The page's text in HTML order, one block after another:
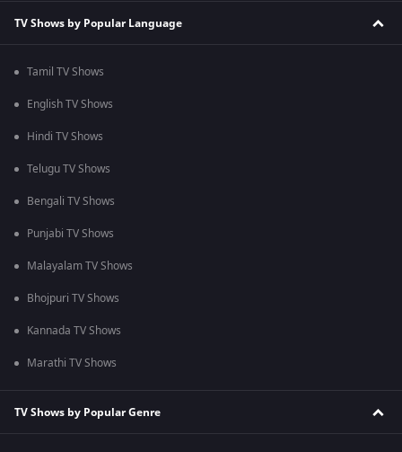
TV Shows by Popular Language
Tamil TV Shows
English TV Shows
Hindi TV Shows
Telugu TV Shows
Bengali TV Shows
Punjabi TV Shows
Malayalam TV Shows
Bhojpuri TV Shows
Kannada TV Shows
Marathi TV Shows
TV Shows by Popular Genre